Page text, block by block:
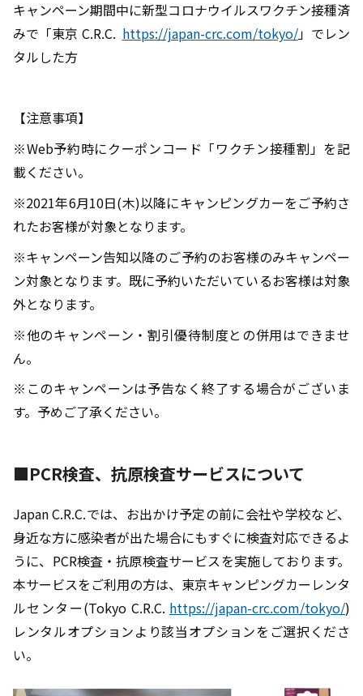
キャンペーン期間中に新型コロナウイルスワクチン接種済
みで「東京 C.R.C. https://japan-crc.com/tokyo/」でレン
タルした方
【注意事項】
※Web予約時にクーポンコード「ワクチン接種割」を記
載ください。
※2021年6月10日(木)以降にキャンピングカーをご予約さ
れたお客様が対象となります。
※キャンペーン告知以降のご予約のお客様のみキャンペー
ン対象となります。既に予約いただいているお客様は対象
外となります。
※他のキャンペーン・割引優待制度との併用はできませ
ん。
※このキャンペーンは予告なく終了する場合がございま
す。予めご了承ください。
■PCR検査、 抗原検査サービスについて
Japan C.R.C.では、お出かけ予定の前に会社や学校など、
身近な方に感染者が出た場合にもすぐに検査対応できるよ
うに、PCR検査・抗原検査サービスを実施しております。
本サービスをご利用の方は、東京キャンピングカーレンタ
ルセンター(Tokyo C.R.C. https://japan-crc.com/tokyo/)
レンタルオプションより該当オプションをご選択くださ
い。